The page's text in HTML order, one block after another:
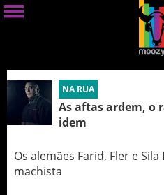
NA RUA
As aftas ardem, o
idem
Os alemães Farid, Fler e
machista